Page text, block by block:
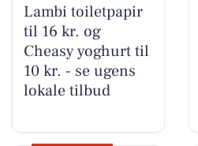
Lambi toiletpapir
til 16 kr. og
Cheasy yoghurt til
10 kr. - se ugens
lokale tilbud